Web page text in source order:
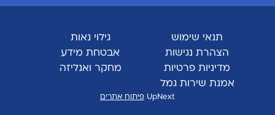
תנאי שימוש
גילוי נאות
הצהרת נגישות
אבטחת מידע
מדיניות פרטיות
מחקר ואנליזה
אמנת שירות גמל
UpNext פיתוח אתרים